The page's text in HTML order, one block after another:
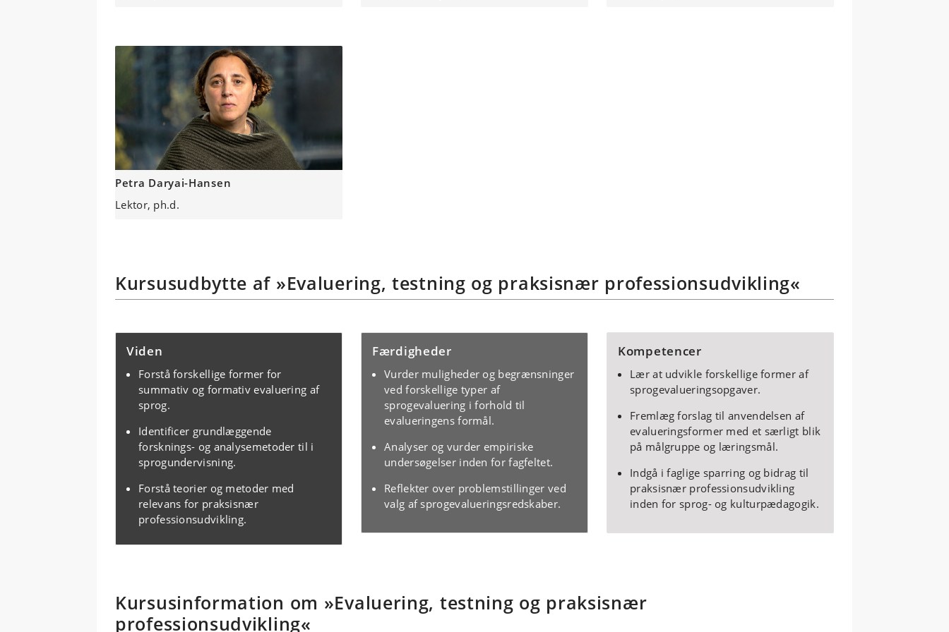
Petra Daryai-Hansen
Lektor, ph.d.
Kursusudbytte af »Evaluering, testning og praksisnær professionsudvikling«
Viden
Forstå forskellige former for
summativ og formativ evaluering af
sprog.
Identificer grundlæggende
forsknings- og analysemetoder til i
sprogundervisning.
Forstå teorier og metoder med
relevans for praksisnær
professionsudvikling.
Færdigheder
Vurder muligheder og begrænsninger
ved forskellige typer af
sprogevaluering i forhold til
evalueringens formål.
Analyser og vurder empiriske
undersøgelser inden for fagfeltet.
Reflekter over problemstillinger ved
valg af sprogevalueringsredskaber.
Kompetencer
Lær at udvikle forskellige former af
sprogevalueringsopgaver.
Fremlæg forslag til anvendelsen af
evalueringsformer med et særligt blik
på målgruppe og læringsmål.
Indgå i faglige sparring og bidrag til
praksisnær professionsudvikling
inden for sprog- og kulturpædagogik.
Kursusinformation om »Evaluering, testning og praksisnær
professionsudvikling«